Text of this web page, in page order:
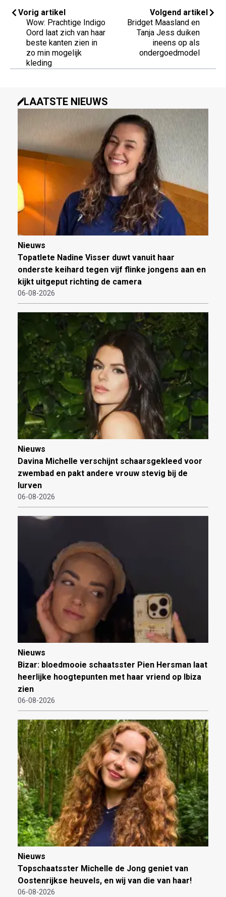
Vorig artikel
Wow: Prachtige Indigo
Oord laat zich van haar
beste kanten zien in
zo min mogelijk
kleding
Volgend artikel
Bridget Maasland en
Tanja Jess duiken
ineens op als
ondergoedmodel
LAATSTE NIEUWS
Nieuws
Topatlete Nadine Visser duwt vanuit haar
onderste keihard tegen vijf flinke jongens aan en
kijkt uitgeput richting de camera
06-08-2026
Nieuws
Davina Michelle verschijnt schaarsgekleed voor
zwembad en pakt andere vrouw stevig bij de
lurven
06-08-2026
Nieuws
Bizar: bloedmooie schaatsster Pien Hersman laat
heerlijke hoogtepunten met haar vriend op Ibiza
zien
06-08-2026
Nieuws
Topschaatsster Michelle de Jong geniet van
Oostenrijkse heuvels, en wij van die van haar!
06-08-2026